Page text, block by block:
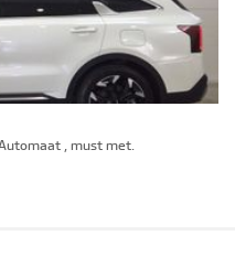
, must met.